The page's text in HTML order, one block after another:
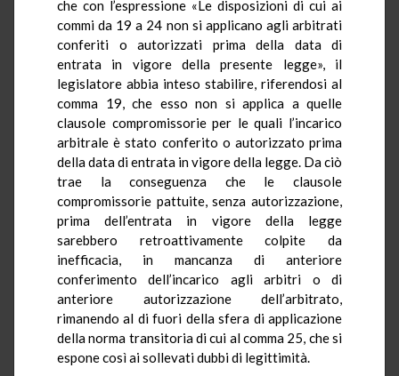
che con l’espressione «Le disposizioni di cui ai
commi da 19 a 24 non si applicano agli arbitrati
conferiti o autorizzati prima della data di
entrata in vigore della presente legge», il
legislatore abbia inteso stabilire, riferendosi al
comma 19, che esso non si applica a quelle
clausole compromissorie per le quali l’incarico
arbitrale è stato conferito o autorizzato prima
della data di entrata in vigore della legge. Da ciò
trae la conseguenza che le clausole
compromissorie pattuite, senza autorizzazione,
prima dell’entrata in vigore della legge
sarebbero retroattivamente colpite da
inefficacia, in mancanza di anteriore
conferimento dell’incarico agli arbitri o di
anteriore autorizzazione dell’arbitrato,
rimanendo al di fuori della sfera di applicazione
della norma transitoria di cui al comma 25, che si
espone così ai sollevati dubbi di legittimità.